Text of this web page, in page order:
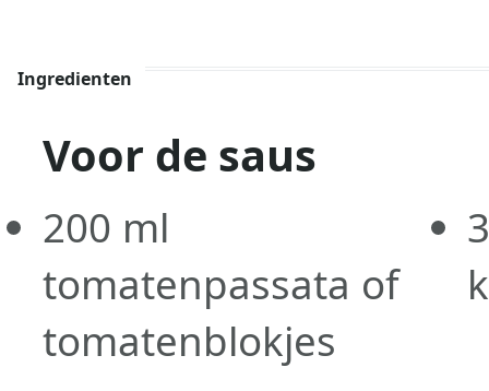
Ingredienten
Voor de saus
200 ml
tomatenpassata of
tomatenblokjes